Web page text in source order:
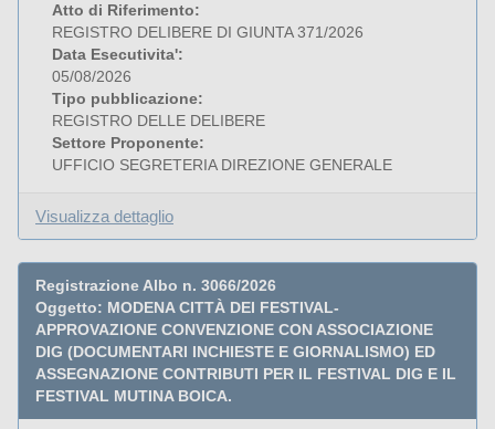
Atto di Riferimento:
REGISTRO DELIBERE DI GIUNTA 371/2026
Data Esecutivita':
05/08/2026
Tipo pubblicazione:
REGISTRO DELLE DELIBERE
Settore Proponente:
UFFICIO SEGRETERIA DIREZIONE GENERALE
Visualizza dettaglio
Registrazione Albo n. 3066/2026
Oggetto: MODENA CITTÀ DEI FESTIVAL-
APPROVAZIONE CONVENZIONE CON ASSOCIAZIONE
DIG (DOCUMENTARI INCHIESTE E GIORNALISMO) ED
ASSEGNAZIONE CONTRIBUTI PER IL FESTIVAL DIG E IL
FESTIVAL MUTINA BOICA.